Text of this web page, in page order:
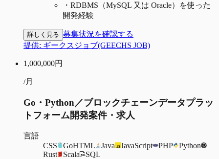
・ RDBMS（MySQL 又は Oracle）を使った
開発経験
詳しく見る 募集状況を確認する
提供: ギークスジョブ(GEECHS JOB)
1,000,000円
/月
Go・Python／ブロックチェーンデータプラッ
トフォーム開発案件・求人
言語
CSS
GoHTML Java JavaScript PHP
Python
Rust
Scala SQL